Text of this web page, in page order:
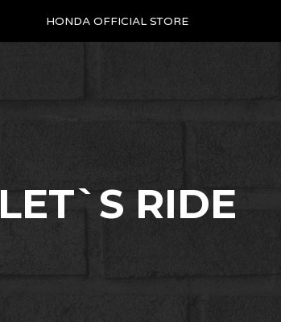
HONDA OFFICIAL STORE
LET`S RIDE